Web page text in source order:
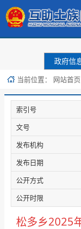
政府信
当前位置： 网站首页
索引号
文号
发布机构
发布日期
公开方式
公开时限
松多乡2025